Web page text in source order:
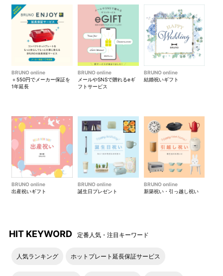
BRUNO online
＋550円でメーカー保証を
1年延長
BRUNO online
メールやSNSで贈れるeギ
フトサービス
BRUNO online
結婚祝いギフト
BRUNO online
出産祝いギフト
BRUNO online
誕生日プレゼント
BRUNO online
新築祝い・引っ越し祝い
HIT KEYWORD 定番人気・注目キーワード
人気ランキング ホットプレート延長保証サービス